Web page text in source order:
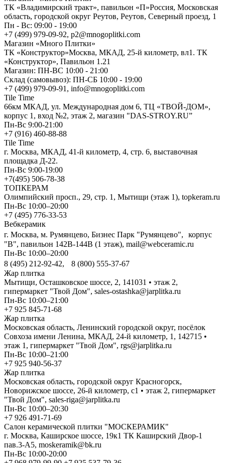
ТК «Владимирский тракт», павильон «П»Россия, Московская
область, городской округ Реутов, Реутов, Северный проезд, 1
Пн - Вс: 09:00 - 19:00
+7 (499) 979-09-92, p2@mnogoplitki.com
Магазин «Много Плитки»
ТК «Конструктор»Москва, МКАД, 25-й километр, вл1. ТК
«Конструктор», Павильон 1.21
Магазин: ПН-ВС 10:00 - 21:00
Склад (самовывоз): ПН-СБ 10:00 - 19:00
+7 (499) 979-09-91, info@mnogoplitki.com
Tile Time
66км МКАД, ул. Международная дом 6, ТЦ «ТВОЙ-ДОМ»,
корпус 1, вход №2, этаж 2, магазин "DAS-STROY.RU”
Пн-Вс 9:00-21:00
+7 (916) 460-88-88
Tile Time
г. Москва, МКАД, 41-й километр, 4, стр. 6, выставочная
площадка Д-22.
Пн-Вс 9:00-19:00
+7(495) 506-78-38
ТОПКЕРАМ
Олимпийский просп., 29, стр. 1, Мытищи (этаж 1), topkeram.ru
Пн-Вс 10:00–20:00
+7 (495) 776-33-53
Вебкерамик
г. Москва, м. Румянцево, Бизнес Парк "Румянцево", корпус
"В", павильон 142В-144В (1 этаж), mail@webceramic.ru
Пн-Вс 10:00–20:00
8 (495) 212-92-42, 8 (800) 555-37-67
Жар плитка
Мытищи, Осташковское шоссе, 2, 141031 • этаж 2,
гипермаркет "Твой Дом", sales-ostashka@jarplitka.ru
Пн-Вс 10:00–21:00
+7 925 845-71-68
Жар плитка
Московская область, Ленинский городской округ, посёлок
Совхоза имени Ленина, МКАД, 24-й километр, 1, 142715 •
этаж 1, гипермаркет "Твой Дом", rgs@jarplitka.ru
Пн-Вс 10:00–21:00
+7 925 940-56-37
Жар плитка
Московская область, городской округ Красногорск,
Новорижское шоссе, 26-й километр, с1 • этаж 2, гипермаркет
"Твой Дом", sales-riga@jarplitka.ru
Пн-Вс 10:00–20:30
+7 926 491-71-69
Салон керамической плитки "МОСКЕРАМИК"
г. Москва, Каширское шоссе, 19к1 ТК Каширский Двор-1
пав.3-А5, moskeramik@bk.ru
Пн-Вс 10:00-20:00